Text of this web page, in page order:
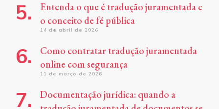
Entenda o que é tradução juramentada e
o conceito de fé pública
14 de abril de 2026
Como contratar tradução juramentada
online com segurança
11 de março de 2026
Documentação jurídica: quando a